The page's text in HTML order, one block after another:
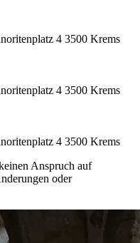
4 3500 Krems
4 3500 Krems
4 3500 Krems
Anspruch auf
oder